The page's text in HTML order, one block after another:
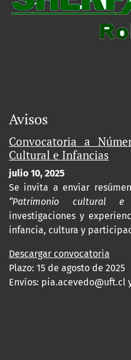
Avisos
Convocatoria a
Cultural e Infancias
julio 10, 2025
Se invita a enviar
“Patrimonio cultural e
investigaciones y
infancia, cultura y
Descargar convocatoria
Plazo: 15 de agosto de 2025
Envíos: pia.acevedo@uft.cl